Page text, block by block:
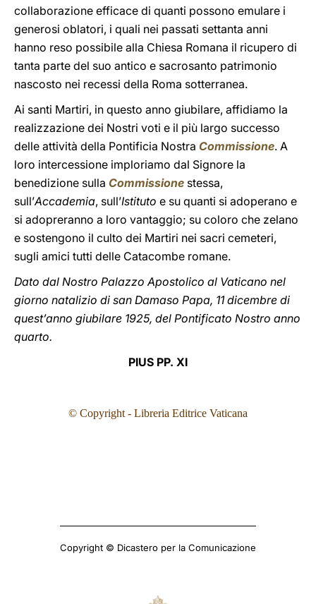
collaborazione efficace di quanti possono emulare i
generosi oblatori, i quali nei passati settanta anni
hanno reso possibile alla Chiesa Romana il ricupero di
tanta parte del suo antico e sacrosanto patrimonio
nascosto nei recessi della Roma sotterranea.
Ai santi Martiri, in questo anno giubilare, affidiamo la
realizzazione dei Nostri voti e il più largo successo
delle attività della Pontificia Nostra Commissione. A
loro intercessione imploriamo dal Signore la
benedizione sulla Commissione stessa,
sull’Accademia, sull’Istituto e su quanti si adoperano e
si adopreranno a loro vantaggio; su coloro che zelano
e sostengono il culto dei Martiri nei sacri cemeteri,
sugli amici tutti delle Catacombe romane.
Dato dal Nostro Palazzo Apostolico al Vaticano nel
giorno natalizio di san Damaso Papa, 11 dicembre di
quest’anno giubilare 1925, del Pontificato Nostro anno
quarto.
PIUS PP. XI
© Copyright - Libreria Editrice Vaticana
Copyright © Dicastero per la Comunicazione